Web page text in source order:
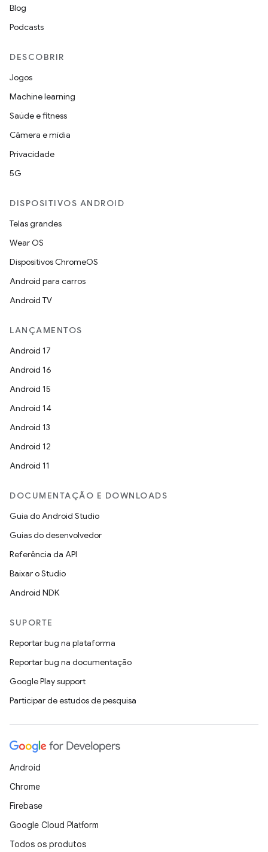
Blog
Podcasts
DESCOBRIR
Jogos
Machine learning
Saúde e fitness
Câmera e mídia
Privacidade
5G
DISPOSITIVOS ANDROID
Telas grandes
Wear OS
Dispositivos ChromeOS
Android para carros
Android TV
LANÇAMENTOS
Android 17
Android 16
Android 15
Android 14
Android 13
Android 12
Android 11
DOCUMENTAÇÃO E DOWNLOADS
Guia do Android Studio
Guias do desenvolvedor
Referência da API
Baixar o Studio
Android NDK
SUPORTE
Reportar bug na plataforma
Reportar bug na documentação
Google Play support
Participar de estudos de pesquisa
Android
Chrome
Firebase
Google Cloud Platform
Todos os produtos